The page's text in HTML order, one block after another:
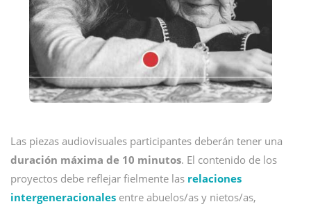
Las piezas audiovisuales participantes deberán tener una
duración máxima de 10 minutos. El contenido de los
proyectos debe reflejar fielmente las relaciones
intergeneracionales entre abuelos/as y nietos/as,